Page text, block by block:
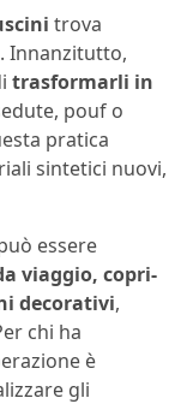
trova
Innanzitutto,
trasformarli in
pouf o
pratica
sintetici nuovi,
essere
viaggio, copri-
decorativi,
chi ha
è
gli